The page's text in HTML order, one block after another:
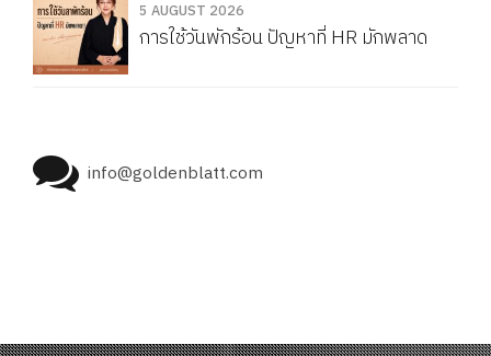
5 AUGUST 2026
การใช้วันพักร้อน ปัญหาที่ HR มักพลาด
info@goldenblatt.com